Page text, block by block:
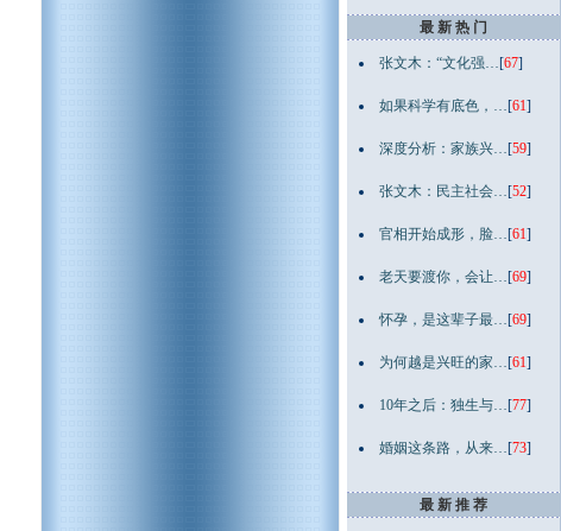
最 新 热 门
张文木：“文化强…[67]
如果科学有底色，…[61]
深度分析：家族兴…[59]
张文木：民主社会…[52]
官相开始成形，脸…[61]
老天要渡你，会让…[69]
怀孕，是这辈子最…[69]
为何越是兴旺的家…[61]
10年之后：独生与…[77]
婚姻这条路，从来…[73]
最 新 推 荐